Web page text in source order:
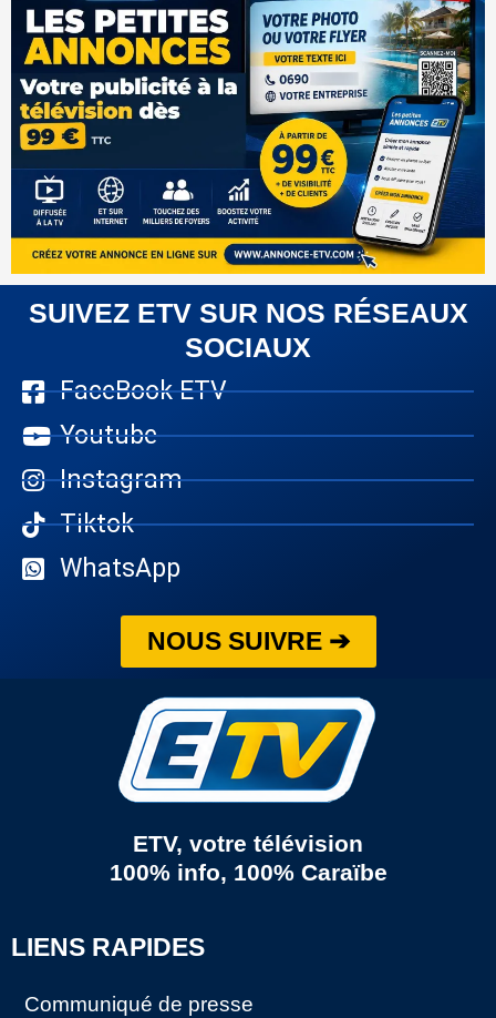
SUIVEZ ETV SUR NOS RÉSEAUX
SOCIAUX
FaceBook ETV
Youtube
Instagram
Tiktok
WhatsApp
NOUS SUIVRE ➔
ETV, votre télévision
100% info, 100% Caraïbe
LIENS RAPIDES
Communiqué de presse